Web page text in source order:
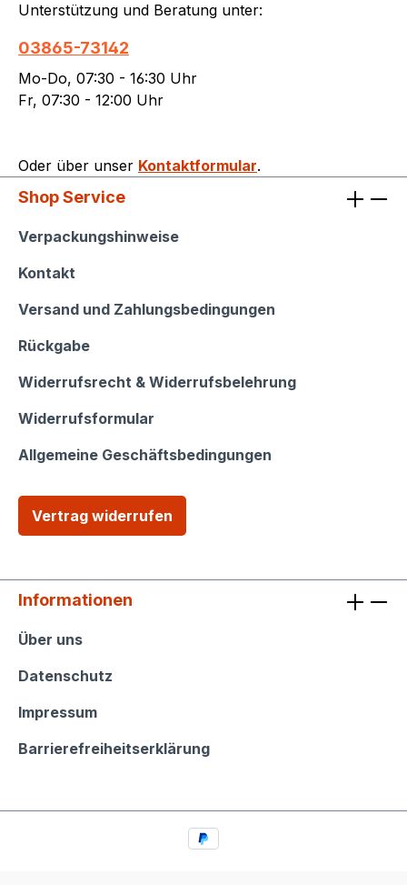
Unterstützung und Beratung unter:
03865-73142
Mo-Do, 07:30 - 16:30 Uhr
Fr, 07:30 - 12:00 Uhr
Oder über unser Kontaktformular.
Shop Service
Shop Service
Verpackungshinweise
Kontakt
Versand und Zahlungsbedingungen
Rückgabe
Widerrufsrecht & Widerrufsbelehrung
Widerrufsformular
Allgemeine Geschäftsbedingungen
Vertrag widerrufen
Informationen
Informationen
Über uns
Datenschutz
Impressum
Barrierefreiheitserklärung